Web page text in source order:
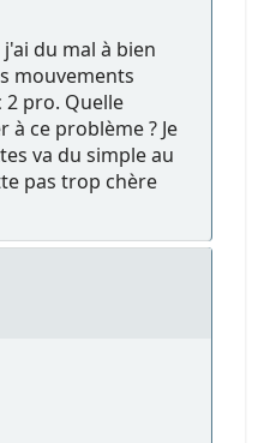
du mal à bien
mouvements
2 pro. Quelle
ce problème ? Je
va du simple au
pas trop chère